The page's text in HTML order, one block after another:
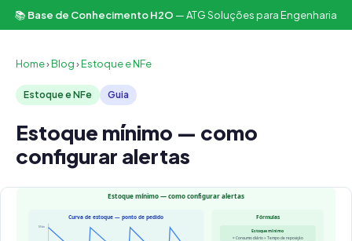
📚Base de Conhecimento H2O — ATG Soluções para Engenharia
Home›Blog›Estoque e NFe
Estoque e NFe Guia
Estoque mínimo — como
configurar alertas